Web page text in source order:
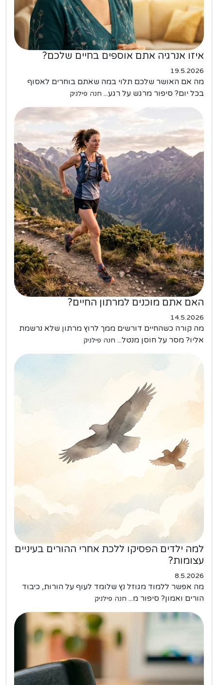
איזו אנרגיה אתם אוספים בחיים שלכם?
19.5.2026
מה אם האושר שלכם תלוי במה שאתם בוחרים לאסוף
בכל יום? סיפור מרגש על רגע... חנה פילניק
האם אתם מוכנים למרתון החיים?
14.5.2026
מה קורה כשהחיים דורשים ממך לרוץ מרתון שלא נרשמת
אליו? מסר על חוסן מנטל... חנה פילניק
למה ילדים הפסיקו ללכת אחרי ההורים בעיניים
עצומות?
8.5.2026
מה אפשר ללמוד מגוזל נץ שלומד לעוף על הורות, כיבוד
הורים ואמון? סיפור מ... חנה פילניק